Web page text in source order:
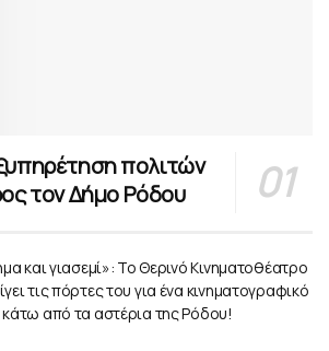
πολιτών
τον Δήμο Ρόδου
και γιασεμί»: Το Θερινό Κινηματοθέατρο
τις πόρτες του για ένα κινηματογραφικό
από τα αστέρια της Ρόδου!